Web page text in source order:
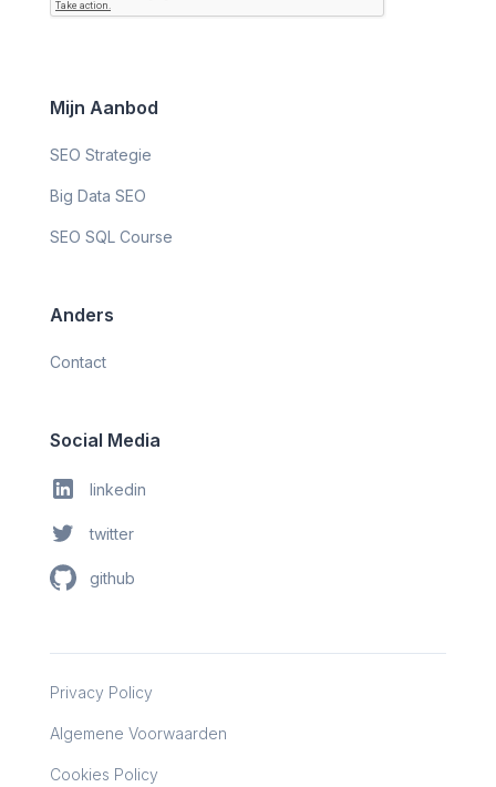
Mijn Aanbod
SEO Strategie
Big Data SEO
SEO SQL Course
Anders
Contact
Social Media
linkedin
twitter
github
Privacy Policy
Algemene Voorwaarden
Cookies Policy